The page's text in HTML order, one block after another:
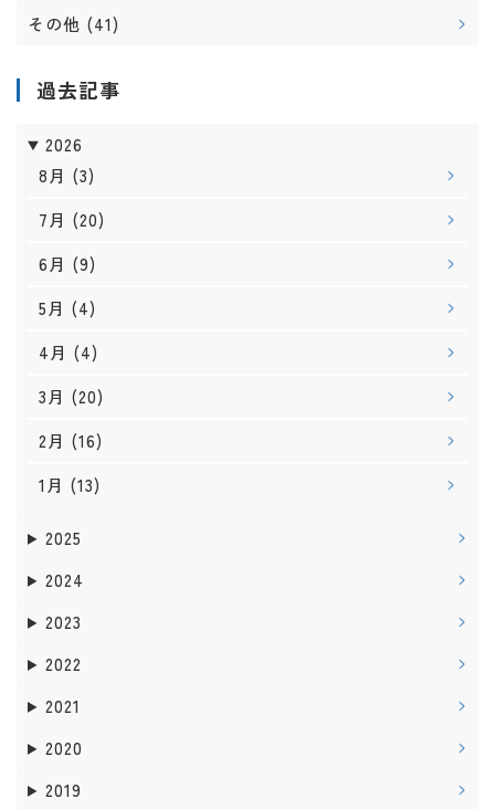
その他 (41)
過去記事
2026
8月 (3)
7月 (20)
6月 (9)
5月 (4)
4月 (4)
3月 (20)
2月 (16)
1月 (13)
2025
2024
2023
2022
2021
2020
2019